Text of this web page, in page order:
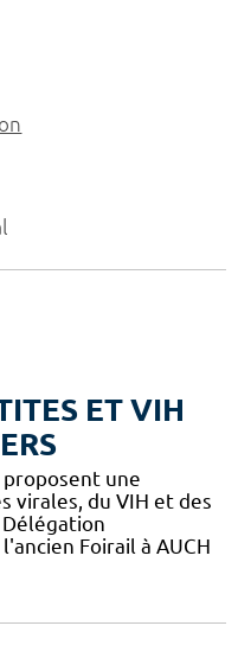
ET VIH
proposent une
virales, du VIH et des
Délégation
Foirail à AUCH